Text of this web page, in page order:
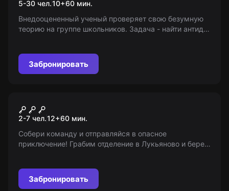
5-30 чел.10+60 мин.
Внедооцененный ученый проверяет свою безумную
теорию на группе школьников. Задача - найти антидот
Забронировать
Ограбление банка
2-7 чел.12+60 мин.
Собери команду и отправляйся в опасное
приключение! Грабим отделение в Лукьяново и берем
детей от 12 лет и взрослых.
Забронировать